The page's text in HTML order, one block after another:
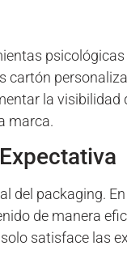
cartón
la visibilidad
marca.
del packaging.
de manera
satisface las